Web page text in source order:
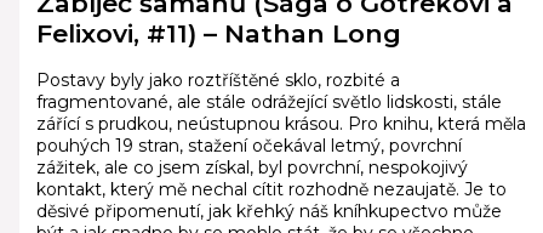
Felixovi, #11) – Nathan Long
Postavy byly jako roztříštěné sklo, rozbité a
fragmentované, ale stále odrážející světlo lidskosti, stále
zářící s prudkou, neústupnou krásou. Pro knihu, která měla
pouhých 19 stran, stažení očekával letmý, povrchní
zážitek, ale co jsem získal, byl povrchní, nespokojivý
kontakt, který mě nechal cítit rozhodně nezaujatě. Je to
děsivé připomenutí, jak křehký náš kníhkupectvo může